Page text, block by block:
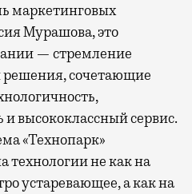
маркетинговых
Мурашова, это
— стремление
сочетающие
высококлассный сервис.
«Технопарк»
технологии не как на
устаревающее, а как на